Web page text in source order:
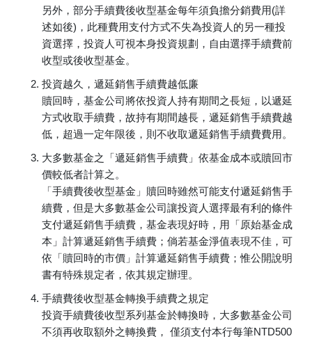
另外，部分手續費後收型基金每年須負擔分銷費用(詳
述如後)，此種費用支付方式不失為投資人的另一種投
資選擇，投資人可視本身投資規劃，自由選擇手續費前
收型或後收型基金。
投資越久，遞延銷售手續費越低廉
贖回時，基金公司將依投資人持有期間之長短，以遞延
方式收取手續費，故持有期間越長，遞延銷售手續費越
低，超過一定年限後，則不收取遞延銷售手續費費用。
大多數基金之「遞延銷售手續費」依基金成本或贖回市
價較低者計算之。
「手續費後收型基金」贖回時雖然可能支付遞延銷售手
續費，但是大多數基金公司讓投資人選擇最有利的條件
支付遞延銷售手續費，基金表現好時，用「原始基金成
本」計算遞延銷售手續費；倘若基金淨值表現不佳，可
依「贖回時的市價」計算遞延銷售手續費；惟公開說明
書有特殊規定者，依其規定辦理。
手續費後收型基金轉換手續費之規定
投資手續費後收型系列基金於轉換時，大多數基金公司
不須再收取額外之轉換費， 僅須支付本行每筆NTD500